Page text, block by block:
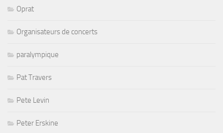
Oprat
Organisateurs de concerts
paralympique
Pat Travers
Pete Levin
Peter Erskine